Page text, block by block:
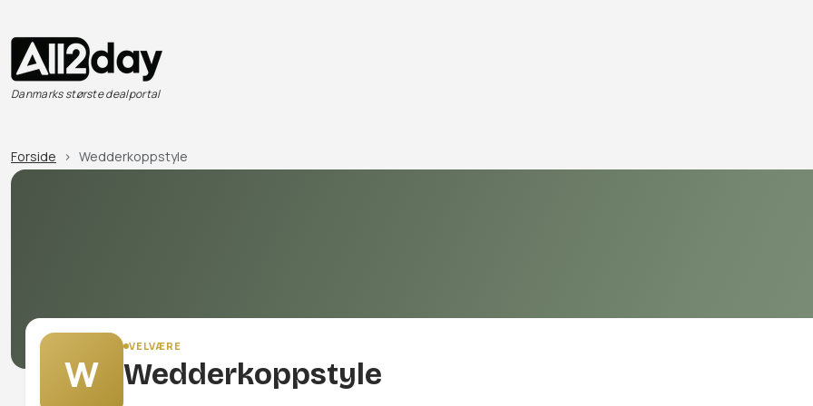
Danmarks største dealportal
Forside Wedderkoppstyle
W
VELVÆRE
Wedderkoppstyle